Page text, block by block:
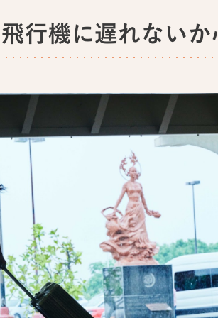
飛行機に遅れない